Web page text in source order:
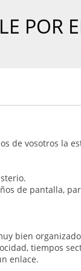
POR
de vosotros la
de pantalla,
bien
tiempos
enlace.